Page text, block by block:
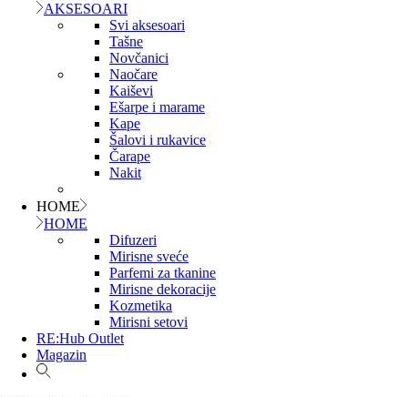
AKSESOARI
Svi aksesoari
Tašne
Novčanici
Naočare
Kaiševi
Ešarpe i marame
Kape
Šalovi i rukavice
Čarape
Nakit
HOME
HOME
Difuzeri
Mirisne sveće
Parfemi za tkanine
Mirisne dekoracije
Kozmetika
Mirisni setovi
RE:Hub Outlet
Magazin